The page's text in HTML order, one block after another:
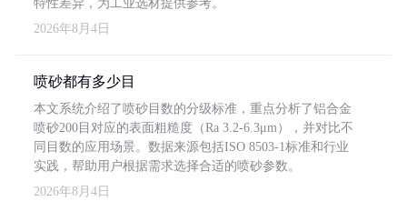
特性差异，为工业选材提供参考。
2026年8月4日
喷砂都有多少目
本文系统介绍了喷砂目数的分级标准，重点分析了铝合金
喷砂200目对应的表面粗糙度（Ra 3.2-6.3μm），并对比不
同目数的应用场景。数据来源包括ISO 8503-1标准和行业
实践，帮助用户根据需求选择合适的喷砂参数。
2026年8月4日